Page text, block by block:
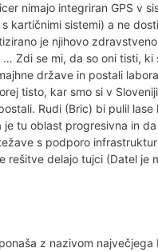
nimajo integriran GPS v
kartičnimi sistemi) a ne
je njihovo zdravstveno
Zdi se mi, da so oni tisti, ki
države in postali
tisto, kar smo si v
Rudi (Bric) bi pulil lase
je tu oblast progresivna in
s podporo
rešitve delajo tujci (Datel je
z nazivom največjega